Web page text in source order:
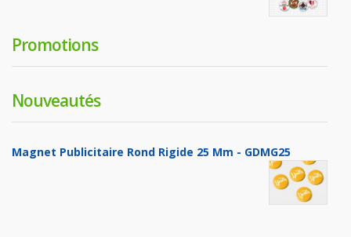
Promotions
Nouveautés
Magnet Publicitaire Rond Rigide 25 Mm - GDMG25